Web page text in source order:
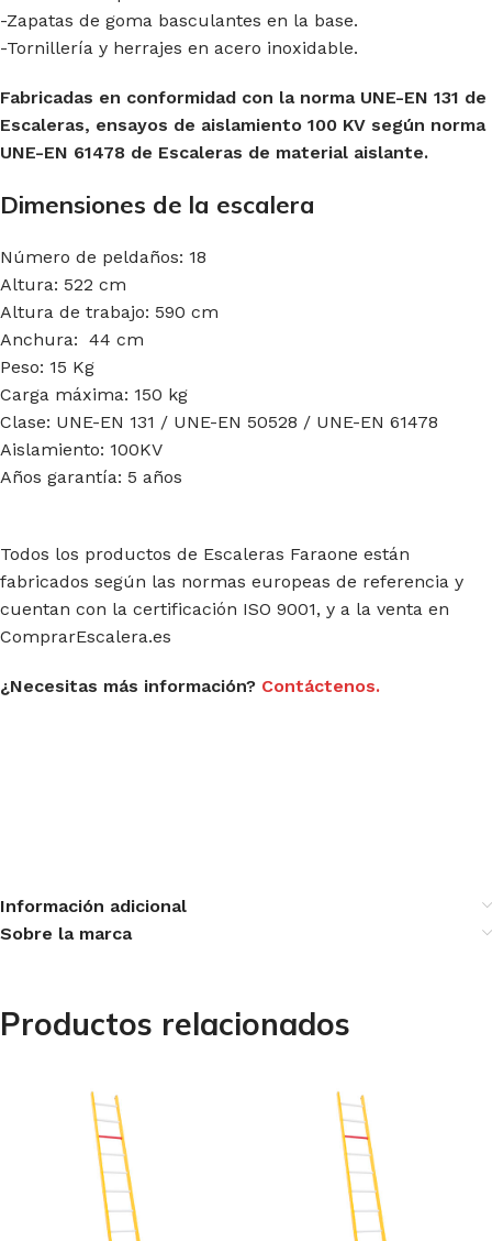
-Zapatas de goma basculantes en la base.
-Tornillería y herrajes en acero inoxidable.
Fabricadas en conformidad con la norma UNE-EN 131 de
Escaleras, ensayos de aislamiento 100 KV según norma
UNE-EN 61478 de Escaleras de material aislante.
Dimensiones de la escalera
Número de peldaños: 18
Altura: 522 cm
Altura de trabajo: 590 cm
Anchura: 44 cm
Peso: 15 Kg
Carga máxima: 150 kg
Clase: UNE-EN 131 / UNE-EN 50528 / UNE-EN 61478
Aislamiento: 100KV
Años garantía: 5 años
Todos los productos de Escaleras Faraone están
fabricados según las normas europeas de referencia y
cuentan con la certificación ISO 9001, y a la venta en
ComprarEscalera.es
¿Necesitas más información? Contáctenos.
Información adicional
Sobre la marca
Productos relacionados